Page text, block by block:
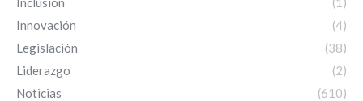
Innovación
(4)
Legislación
(38)
Liderazgo
(2)
Noticias
(610)